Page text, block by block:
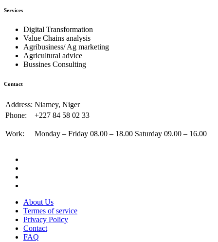
Services
Digital Transformation
Value Chains analysis
Agribusiness/ Ag marketing
Agricultural advice
Bussines Consulting
Contact
Address: Niamey, Niger
Phone:
+227 84 58 02 33
Work: Monday – Friday 08.00 – 18.00 Saturday 09.00 – 16.00
About Us
Termes of service
Privacy Policy
Contact
FAQ